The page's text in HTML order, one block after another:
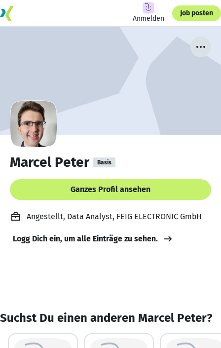
Anmelden
Job posten
Marcel Peter Basis
Ganzes Profil ansehen
Angestellt, Data Analyst, FEIG ELECTRONIC GmbH
Logg Dich ein, um alle Einträge zu sehen.
Suchst Du einen anderen Marcel Peter?